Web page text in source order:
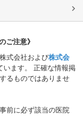
ご注意》
式会社および株式会
います。 正確な情報掲
るものではありませ
前に必ず該当の医院